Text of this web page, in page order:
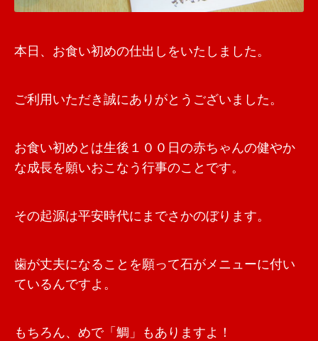
本日、お食い初めの仕出しをいたしました。
ご利用いただき誠にありがとうございました。
お食い初めとは生後１００日の赤ちゃんの健やか
な成長を願いおこなう行事のことです。
その起源は平安時代にまでさかのぼります。
歯が丈夫になることを願って石がメニューに付い
ているんですよ。
もちろん、めで「鯛」もありますよ！